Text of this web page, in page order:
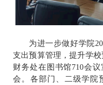
为进一步做好学院
支出预算管理，提升学
财务处在图书馆710会
会。各部门、二级学院